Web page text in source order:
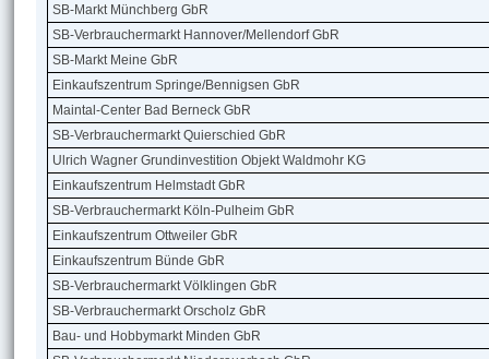
SB-Markt Münchberg GbR
SB-Verbrauchermarkt Hannover/Mellendorf GbR
SB-Markt Meine GbR
Einkaufszentrum Springe/Bennigsen GbR
Maintal-Center Bad Berneck GbR
SB-Verbrauchermarkt Quierschied GbR
Ulrich Wagner Grundinvestition Objekt Waldmohr KG
Einkaufszentrum Helmstadt GbR
SB-Verbrauchermarkt Köln-Pulheim GbR
Einkaufszentrum Ottweiler GbR
Einkaufszentrum Bünde GbR
SB-Verbrauchermarkt Völklingen GbR
SB-Verbrauchermarkt Orscholz GbR
Bau- und Hobbymarkt Minden GbR